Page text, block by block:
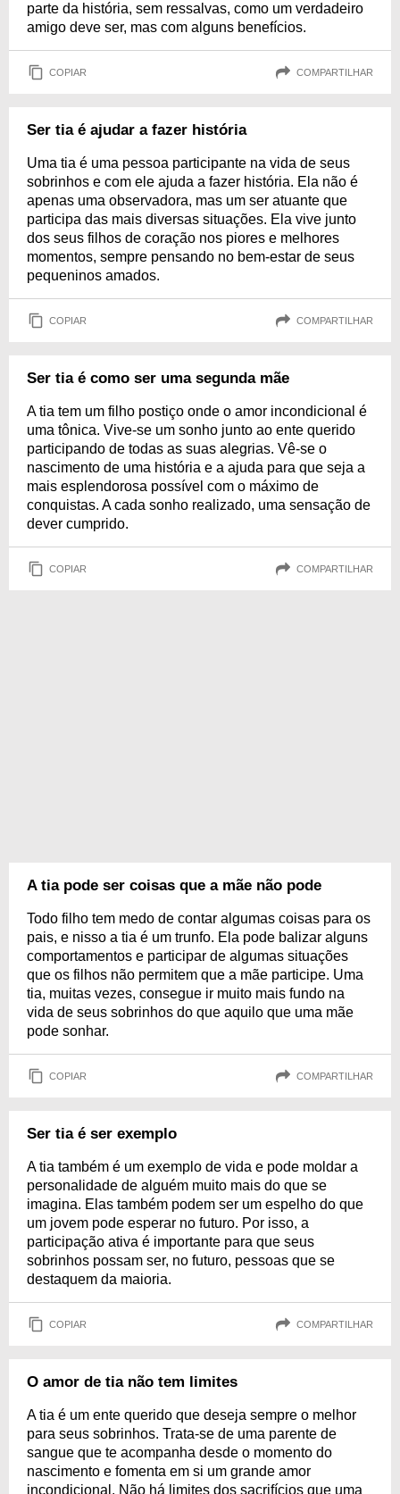
parte da história, sem ressalvas, como um verdadeiro
amigo deve ser, mas com alguns benefícios.
COPIAR COMPARTILHAR
Ser tia é ajudar a fazer história
Uma tia é uma pessoa participante na vida de seus
sobrinhos e com ele ajuda a fazer história. Ela não é
apenas uma observadora, mas um ser atuante que
participa das mais diversas situações. Ela vive junto
dos seus filhos de coração nos piores e melhores
momentos, sempre pensando no bem-estar de seus
pequeninos amados.
COPIAR COMPARTILHAR
Ser tia é como ser uma segunda mãe
A tia tem um filho postiço onde o amor incondicional é
uma tônica. Vive-se um sonho junto ao ente querido
participando de todas as suas alegrias. Vê-se o
nascimento de uma história e a ajuda para que seja a
mais esplendorosa possível com o máximo de
conquistas. A cada sonho realizado, uma sensação de
dever cumprido.
COPIAR COMPARTILHAR
A tia pode ser coisas que a mãe não pode
Todo filho tem medo de contar algumas coisas para os
pais, e nisso a tia é um trunfo. Ela pode balizar alguns
comportamentos e participar de algumas situações
que os filhos não permitem que a mãe participe. Uma
tia, muitas vezes, consegue ir muito mais fundo na
vida de seus sobrinhos do que aquilo que uma mãe
pode sonhar.
COPIAR COMPARTILHAR
Ser tia é ser exemplo
A tia também é um exemplo de vida e pode moldar a
personalidade de alguém muito mais do que se
imagina. Elas também podem ser um espelho do que
um jovem pode esperar no futuro. Por isso, a
participação ativa é importante para que seus
sobrinhos possam ser, no futuro, pessoas que se
destaquem da maioria.
COPIAR COMPARTILHAR
O amor de tia não tem limites
A tia é um ente querido que deseja sempre o melhor
para seus sobrinhos. Trata-se de uma parente de
sangue que te acompanha desde o momento do
nascimento e fomenta em si um grande amor
incondicional. Não há limites dos sacrifícios que uma